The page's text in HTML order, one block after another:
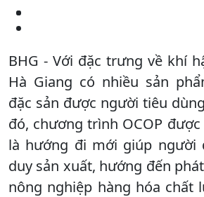
BHG - Với đặc trưng về khí
Hà Giang có nhiều sản
đặc sản được người tiêu
đó, chương trình OCOP
là hướng đi mới giúp người
duy sản xuất, hướng đến
nông nghiệp hàng hóa chất